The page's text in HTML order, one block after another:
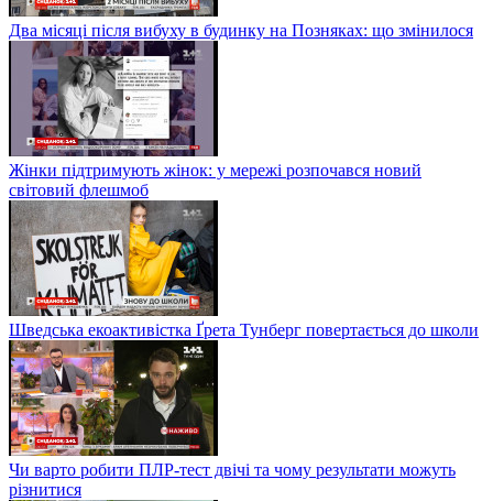
"Забуті", "Після сварки", "Нові мутанти", "Біл і Тед", "Де ти,
Адаме?" – Кіносніданок
Які температурні рекорди фіксували цього дня та що варто
пам'ятати про неносіння захисних масок
Два місяці після вибуху в будинку на Позняках: що змінилося
Жінки підтримують жінок: у мережі розпочався новий
світовий флешмоб